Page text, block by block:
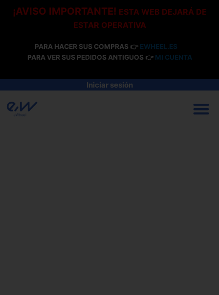
¡AVISO IMPORTANTE! ESTA WEB DEJARÁ DE
ESTAR OPERATIVA
PARA HACER SUS COMPRAS 👉 EWHEEL.ES
PARA VER SUS PEDIDOS ANTIGUOS 👉 MI CUENTA
Iniciar sesión